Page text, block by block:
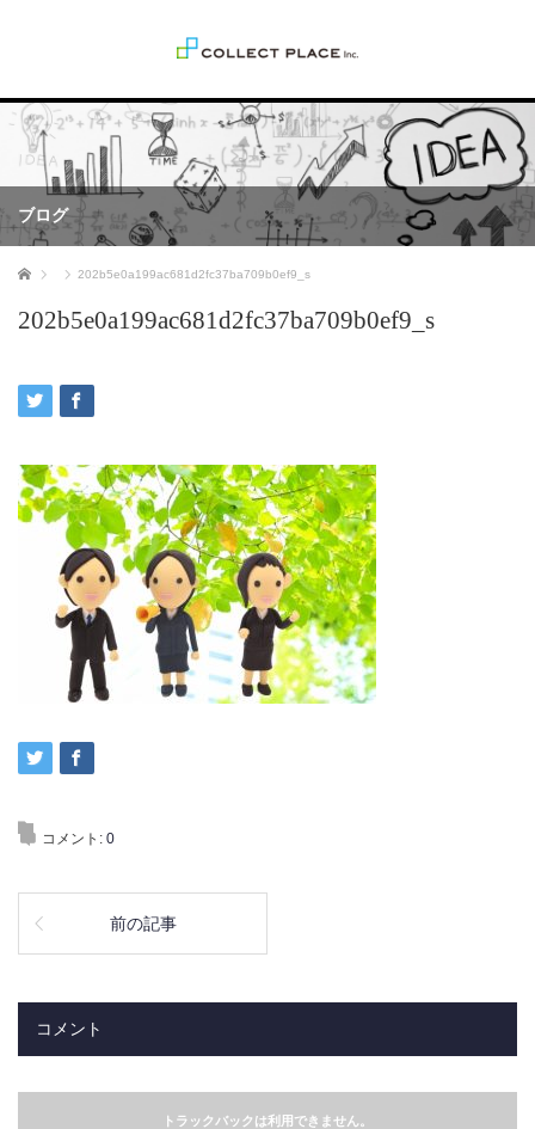
ブログ
ホーム 202b5e0a199ac681d2fc37ba709b0ef9_s
202b5e0a199ac681d2fc37ba709b0ef9_s
コメント: 0
前の記事
コメント
トラックバックは利用できません。